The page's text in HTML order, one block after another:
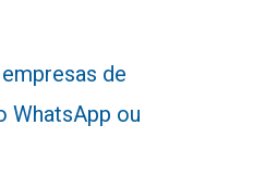
de
WhatsApp ou